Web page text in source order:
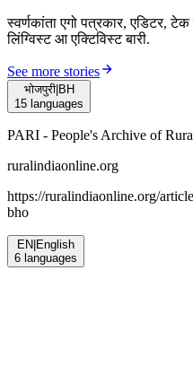
स्वर्णकांता एगो पत्रकार, एडिटर,
लिंग्विस्ट आ एक्टिविस्ट बारी.
See more stories
भोजपुरी| BH
15 languages
PARI - People's Archive of
ruralindiaonline.org
https://ruralindiaonline.org/
bho
EN English
6 languages